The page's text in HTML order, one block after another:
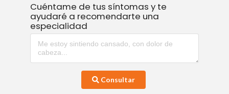
Cuéntame de tus síntomas y te
ayudaré a recomendarte una
especialidad
Consultar